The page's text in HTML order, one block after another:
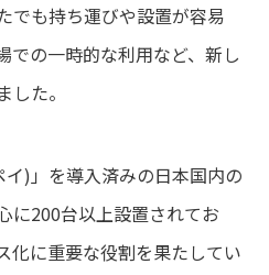
でも持ち運びや設置が容易
での一時的な利用など、新し
た。
)」を導入済みの日本国内の
に200台以上設置されてお
化に重要な役割を果たしてい